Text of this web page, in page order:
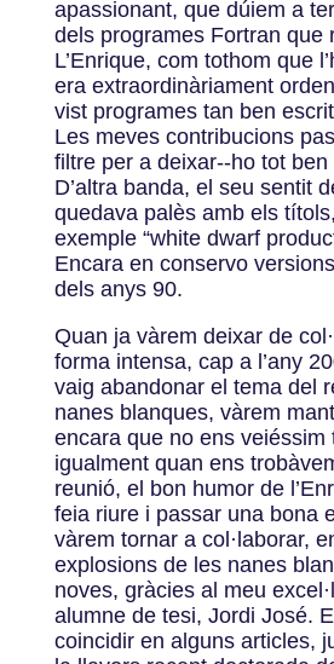
apassionant, que dúiem a
dels programes Fortran que
L’Enrique, com tothom que
era extraordinàriament
vist programes tan ben
Les meves contribucions
filtre per a deixar-­‐ho tot
D’altra banda, el seu sentit
quedava palès amb els
exemple “white dwarf
Encara en conservo
dels anys 90.
Quan ja vàrem deixar de
forma intensa, cap a l’any
vaig abandonar el tema del
nanes blanques, vàrem
encara que no ens veiéssim
igualment quan ens
reunió, el bon humor de
feia riure i passar una bona
vàrem tornar a col·laborar,
explosions de les nanes
noves, gràcies al meu
alumne de tesi, Jordi José.
coincidir en alguns articles,